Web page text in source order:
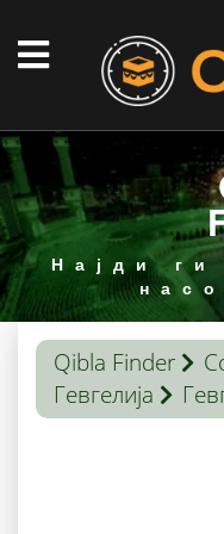
Најди
Qibla Finder
Гевгелија